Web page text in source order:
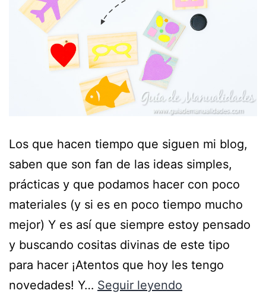
Los que hacen tiempo que siguen mi blog,
saben que son fan de las ideas simples,
prácticas y que podamos hacer con poco
materiales (y si es en poco tiempo mucho
mejor) Y es así que siempre estoy pensado
y buscando cositas divinas de este tipo
para hacer ¡Atentos que hoy les tengo
novedades! Y… Seguir leyendo